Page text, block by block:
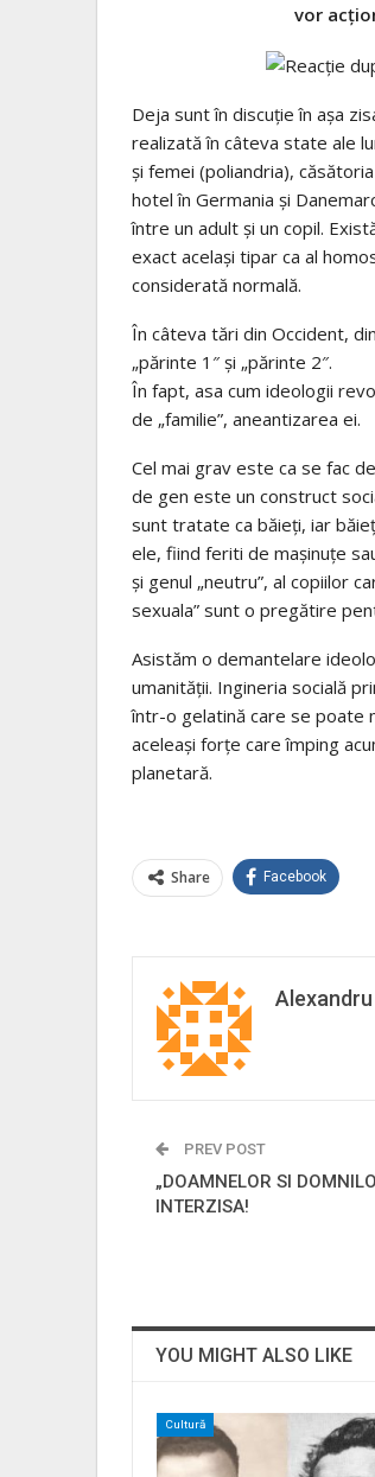
vor
Deja sunt în discuție în așa
realizată în câteva state ale
şi femei (poliandria),
hotel în Germania şi
între un adult şi un copil.
exact acelaşi tipar ca al
considerată normală.
În câteva tări din Occident,
„părinte 1″ şi „părinte 2″.
În fapt, asa cum ideologii
de „familie”, aneantizarea ei.
Cel mai grav este ca se fac
de gen este un construct
sunt tratate ca băieţi, iar
ele, fiind feriti de mașinuțe
şi genul „neutru”, al copiilor
sexuala” sunt o pregătire
Asistăm o demantelare
umanităţii. Ingineria socială
într-o gelatină care se poate
aceleaşi forţe care împing
planetară.
Share Facebook
PREV POST
„DOAMNELOR SI
INTERZISA!
YOU MIGHT ALSO LIKE
Cultură